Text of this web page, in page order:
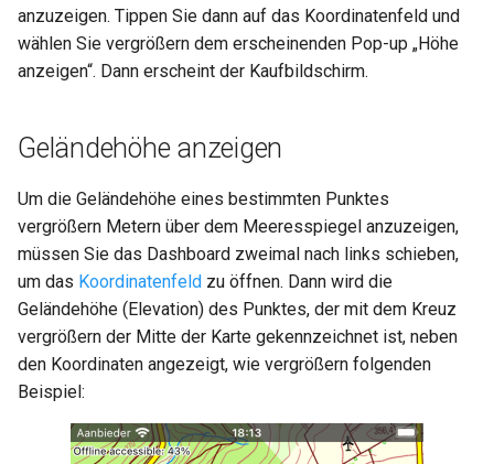
anzuzeigen. Tippen Sie dann auf das Koordinatenfeld und
wählen Sie vergrößern dem erscheinenden Pop-up „Höhe
anzeigen“. Dann erscheint der Kaufbildschirm.
Geländehöhe anzeigen
Um die Geländehöhe eines bestimmten Punktes
vergrößern Metern über dem Meeresspiegel anzuzeigen,
müssen Sie das Dashboard zweimal nach links schieben,
um das Koordinatenfeld zu öffnen. Dann wird die
Geländehöhe (Elevation) des Punktes, der mit dem Kreuz
vergrößern der Mitte der Karte gekennzeichnet ist, neben
den Koordinaten angezeigt, wie vergrößern folgenden
Beispiel: